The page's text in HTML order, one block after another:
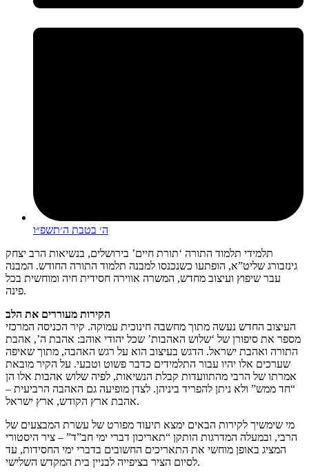
ה׳ בטבת ה׳תשפ״ו
תלמידי תלמוד התורה ‘תורת חיים’ בירושלים, בנשיאות הרב יצחק
גינזבורג שליט”א, הופתעו כשנכנסו למבנה תלמוד התורה החודש. המבנה
עבר שיפוץ ועיצוב מחדש, המשרה אווירה חסידית חיה ומוחשית בכל
פינה.
הקירות מעוררים את הלב
העיצוב החדש נעשה מתוך מחשבה חינוכית עמוקה. קיר הכניסה המרכזי
מספר את סיפורן של ‘שלוש האהבות’ שכל יהודי אוהב: אהבת ה’, אהבת
התורה ואהבת ישראל. הדגש בעיצוב הוא על רגש האהבה, מתוך שאיפה
שערכים אלו יהיו עבור התלמידים כדבר פשוט וטבעי. על הקיר מובאת
אמרתו של הרבי מהתוועדות קבלת הנשיאות, לפיה שלוש אהבות אלו הן
“חד ממש” ולא ניתן להפריד ביניהן. לצדן מופיעה גם האהבה הרביעית –
אהבת ארץ הקודש, ארץ ישראל.
מי שימשיך לקירות הבאים ימצא תיעוד מפורט של עשרת המבצעים של
הרבי, ובמעלה המדרגות הותקן “תאריכון דברי ימי חב”ד” – ציר היסטורי
המציג באופן מוחשי את התאריכים החשובים בדברי ימי החסידות, עד
לסיום הציר בציפייה לבניין בית המקדש השלישי.